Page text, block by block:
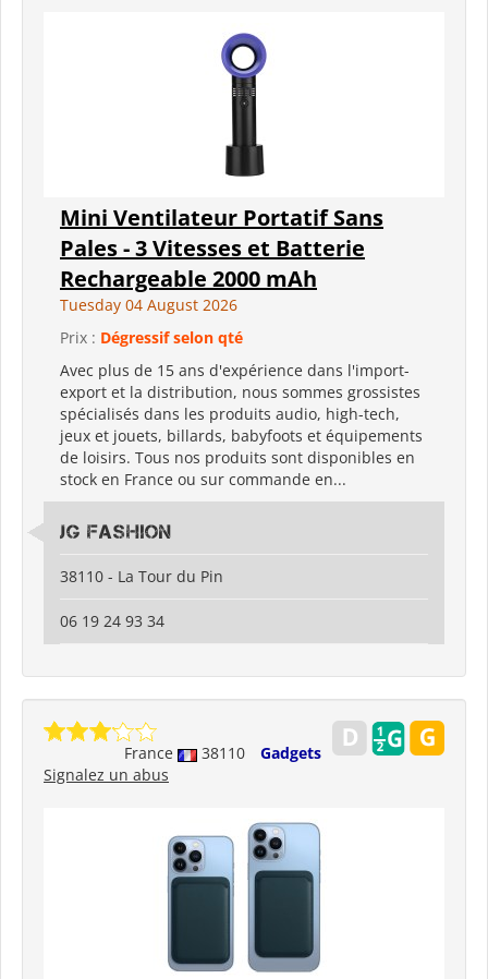
Mini Ventilateur Portatif Sans
Pales - 3 Vitesses et Batterie
Rechargeable 2000 mAh
Tuesday 04 August 2026
Prix : Dégressif selon qté
Avec plus de 15 ans d'expérience dans l'import-
export et la distribution, nous sommes grossistes
spécialisés dans les produits audio, high-tech,
jeux et jouets, billards, babyfoots et équipements
de loisirs. Tous nos produits sont disponibles en
stock en France ou sur commande en...
JG Fashion
38110 - La Tour du Pin
06 19 24 93 34
France 38110
Gadgets
Signalez un abus